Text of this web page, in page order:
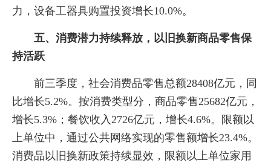
力，设备工器具购置投资增长10.0%。
五、消费潜力持续释放，以旧换新商品零售保
持活跃
前三季度，社会消费品零售总额28408亿元，同
比增长5.2%。按消费类型分，商品零售25682亿元，
增长5.3%；餐饮收入2726亿元，增长4.6%。限额以
上单位中，通过公共网络实现的零售额增长23.4%。
消费品以旧换新政策持续显效，限额以上单位家用